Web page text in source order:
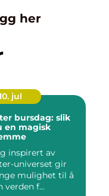
her
jul
bursdag: slik
en magisk
inspirert av
universet gir
mulighet til å
verden f...